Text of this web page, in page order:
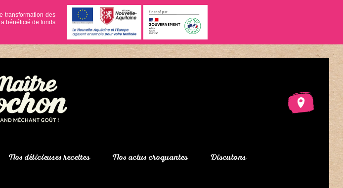
transformation des
bénéficié de fonds
Nos délicieuses recettes Nos actus croquantes Discutons